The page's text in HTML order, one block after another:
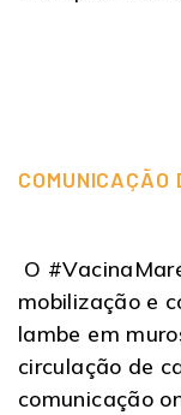
COMUNICAÇÃO
O
mobilização e
lambe em
circulação de
comunicação